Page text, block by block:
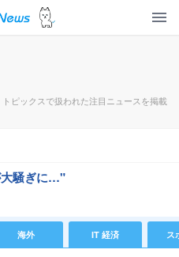
ピックスで扱われた注目ニュースを掲載
大騒ぎに…"
海外 IT 経済 ス